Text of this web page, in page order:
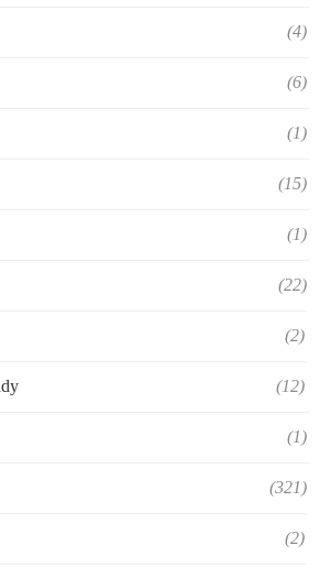
(4)
(6)
(1)
(15)
(1)
(22)
(2)
(12)
(1)
(321)
(2)